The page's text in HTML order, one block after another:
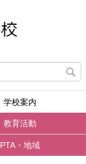
学校案内
教育活動
PTA・地域